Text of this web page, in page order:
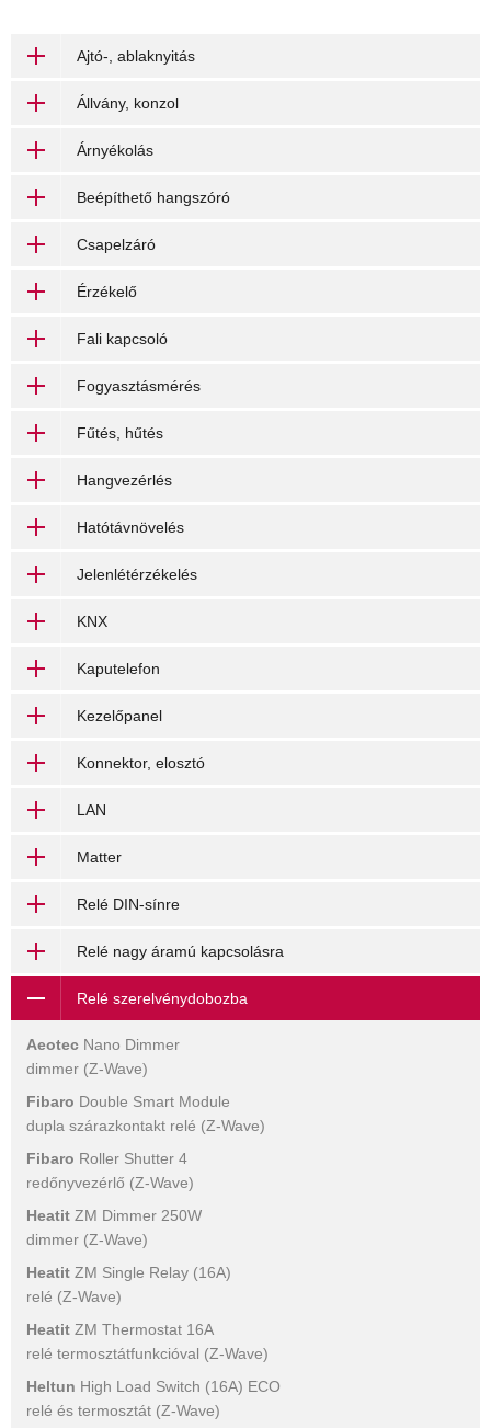
Ajtó-, ablaknyitás
Állvány, konzol
Árnyékolás
Beépíthető hangszóró
Csapelzáró
Érzékelő
Fali kapcsoló
Fogyasztásmérés
Fűtés, hűtés
Hangvezérlés
Hatótávnövelés
Jelenlétérzékelés
KNX
Kaputelefon
Kezelőpanel
Konnektor, elosztó
LAN
Matter
Relé DIN-sínre
Relé nagy áramú kapcsolásra
Relé szerelvénydobozba
Aeotec Nano Dimmer
dimmer (Z-Wave)
Fibaro Double Smart Module
dupla szárazkontakt relé (Z-Wave)
Fibaro Roller Shutter 4
redőnyvezérlő (Z-Wave)
Heatit ZM Dimmer 250W
dimmer (Z-Wave)
Heatit ZM Single Relay (16A)
relé (Z-Wave)
Heatit ZM Thermostat 16A
relé termosztátfunkcióval (Z-Wave)
Heltun High Load Switch (16A) ECO
relé és termosztát (Z-Wave)